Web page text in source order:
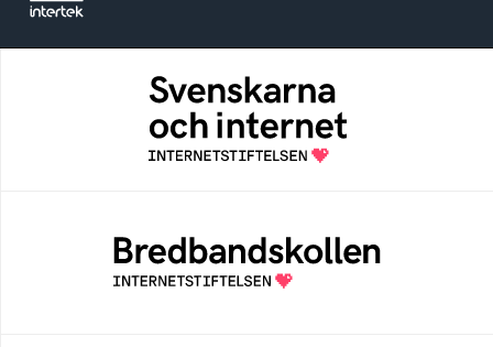
Svenskarna och internet
En årlig studie av svenska folkets
internetvanor
Bredbandskollen är ett oberoende
konsumentverktyg som drivs av
Internetstiftelsen